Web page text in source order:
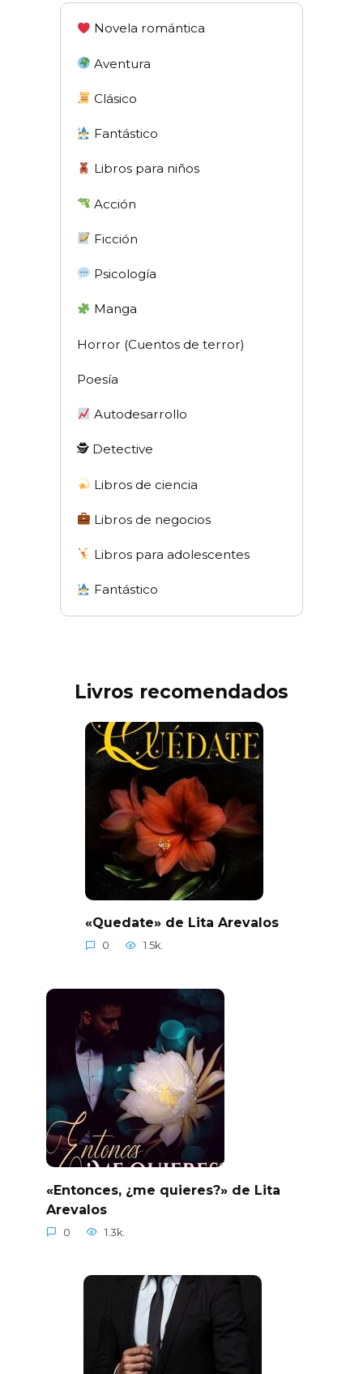
Novela romántica
Aventura
Clásico
Fantástico
Libros para niños
Acción
Ficción
Psicología
Manga
Horror (Cuentos de terror)
Poesía
Autodesarrollo
🕵 Detective
Libros de ciencia
Libros de negocios
Libros para adolescentes
Fantástico
Livros recomendados
«Quedate» de Lita Arevalos
0 1.5k.
«Entonces, ¿me quieres?» de Lita
Arevalos
0 1.3k.